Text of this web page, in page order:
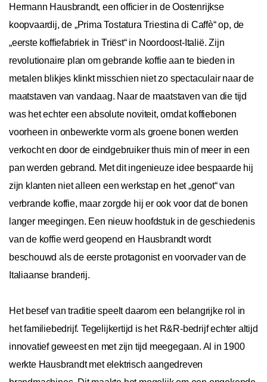
Hermann Hausbrandt, een officier in de Oostenrijkse
koopvaardij, de „Prima Tostatura Triestina di Caffè“ op, de
„eerste koffiefabriek in Triëst“ in Noordoost-Italië. Zijn
revolutionaire plan om gebrande koffie aan te bieden in
metalen blikjes klinkt misschien niet zo spectaculair naar de
maatstaven van vandaag. Naar de maatstaven van die tijd
was het echter een absolute noviteit, omdat koffiebonen
voorheen in onbewerkte vorm als groene bonen werden
verkocht en door de eindgebruiker thuis min of meer in een
pan werden gebrand. Met dit ingenieuze idee bespaarde hij
zijn klanten niet alleen een werkstap en het „genot“ van
verbrande koffie, maar zorgde hij er ook voor dat de bonen
langer meegingen. Een nieuw hoofdstuk in de geschiedenis
van de koffie werd geopend en Hausbrandt wordt
beschouwd als de eerste protagonist en voorvader van de
Italiaanse branderij.
Het besef van traditie speelt daarom een belangrijke rol in
het familiebedrijf. Tegelijkertijd is het R&R-bedrijf echter altijd
innovatief geweest en met zijn tijd meegegaan. Al in 1900
werkte Hausbrandt met elektrisch aangedreven